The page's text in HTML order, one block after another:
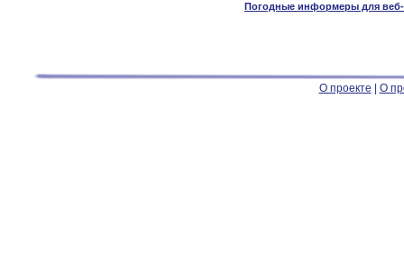
Погодные информеры для веб-
О проекте О